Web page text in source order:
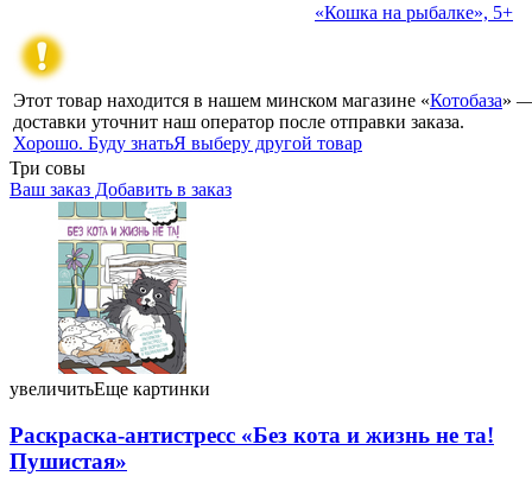
«Кошка на рыбалке», 5+
Этот товар находится в нашем минском магазине «Котобаза» —
доставки уточнит наш оператор после отправки заказа.
Хорошо. Буду знатьЯ выберу другой товар
Три совы
Ваш заказ Добавить в заказ
Раскраска-антистресс «Без кота и жизнь не та! Пушистая»
210×280 мм, 24 л. 16,74 082387
увеличитьЕще картинки
Раскраска-антистресс «Без кота и жизнь не та!
Пушистая»